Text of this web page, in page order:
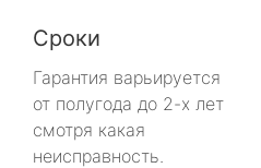
Сроки
Гарантия варьируется
от полугода до 2-х лет
смотря какая
неисправность.